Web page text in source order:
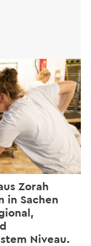
Zorah
in Sachen
Niveau.